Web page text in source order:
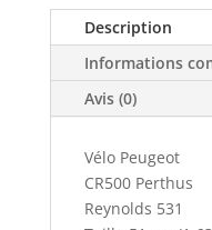
VENDU
Description
Informations
Avis (0)
Vélo Peugeot
CR500 Perthus
Reynolds 531